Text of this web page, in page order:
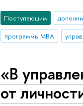
Поступающим
программы MBA
«В
от